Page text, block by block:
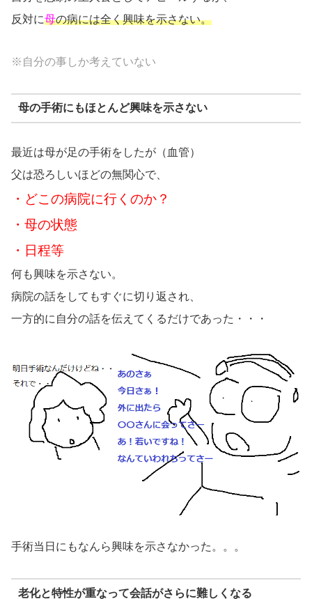
反対に母の病には全く興味を示さない。
※自分の事しか考えていない
母の手術にもほとんど興味を示さない
最近は母が足の手術をしたが（血管）
父は恐ろしいほどの無関心で、
・どこの病院に行くのか？
・母の状態
・日程等
何も興味を示さない。
病院の話をしてもすぐに切り返され、
一方的に自分の話を伝えてくるだけであった・・・
手術当日にもなんら興味を示さなかった。。。
老化と特性が重なって会話がさらに難しくなる